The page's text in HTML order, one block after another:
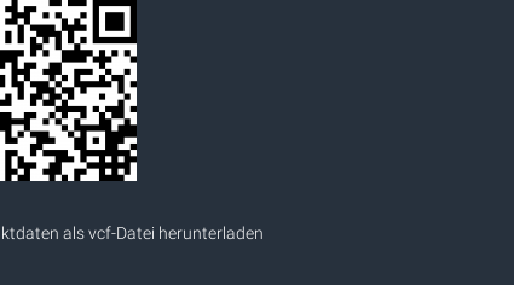
als vcf-Datei herunterladen